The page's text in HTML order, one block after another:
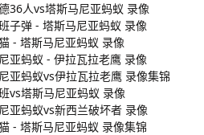
36人vs塔斯马尼亚蚂蚁 录像
子弹 - 塔斯马尼亚蚂蚁 录像
- 塔斯马尼亚蚂蚁 录像
亚蚂蚁 - 伊拉瓦拉老鹰 录像
亚蚂蚁vs伊拉瓦拉老鹰 录像集锦
vs塔斯马尼亚蚂蚁 录像
亚蚂蚁vs新西兰破坏者 录像
- 塔斯马尼亚蚂蚁 录像集锦